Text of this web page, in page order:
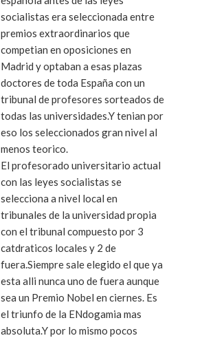
socialistas era seleccionada entre
premios extraordinarios que
competian en oposiciones en
Madrid y optaban a esas plazas
doctores de toda España con un
tribunal de profesores sorteados de
todas las universidades.Y tenian por
eso los seleccionados gran nivel al
menos teorico.
El profesorado universitario actual
con las leyes socialistas se
selecciona a nivel local en
tribunales de la universidad propia
con el tribunal compuesto por 3
catdraticos locales y 2 de
fuera.Siempre sale elegido el que ya
esta alli nunca uno de fuera aunque
sea un Premio Nobel en ciernes. Es
el triunfo de la ENdogamia mas
absoluta.Y por lo mismo pocos